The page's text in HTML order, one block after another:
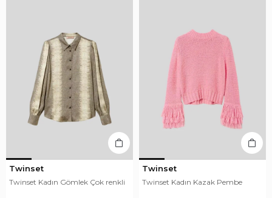
Twinset
Twinset Kadın Gömlek Çok renkli
Twinset
Twinset Kadın Kazak Pembe